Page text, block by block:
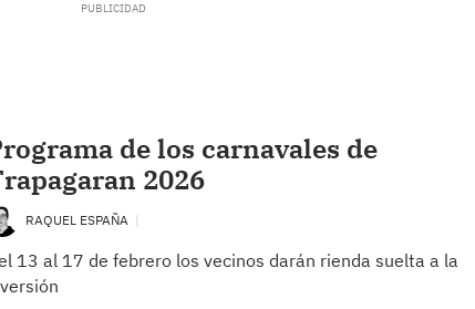
de los carnavales de
2026
RAQUEL ESPAÑA
13 al 17 de febrero los vecinos darán rienda suelta a la